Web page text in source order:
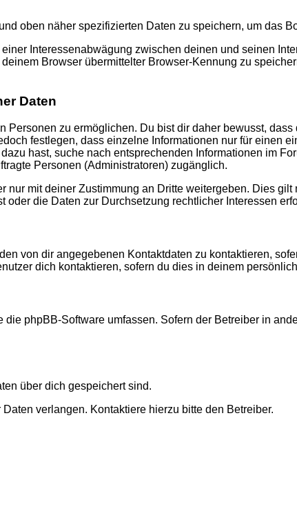
oben näher spezifizierten Daten zu speichern, um das
Interessenabwägung zwischen deinen und seinen
Browser übermittelter Browser-Kennung zu
Daten
Personen zu ermöglichen. Du bist dir daher bewusst,
festlegen, dass einzelne Informationen nur für einen
hast, suche nach entsprechenden Informationen im
Personen (Administratoren) zugänglich.
mit deiner Zustimmung an Dritte weitergeben. Dies
oder die Daten zur Durchsetzung rechtlicher Interessen
von dir angegebenen Kontaktdaten zu kontaktieren,
dich kontaktieren, sofern du dies in deinem
phpBB-Software umfassen. Sofern der Betreiber in
über dich gespeichert sind.
verlangen. Kontaktiere hierzu bitte den Betreiber.